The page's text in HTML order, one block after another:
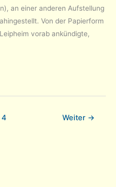
an einer anderen Aufstellung
Von der Papierform
vorab ankündigte,
4 Weiter →